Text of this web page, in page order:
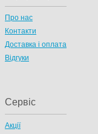
Про нас
Контакти
Доставка і оплата
Відгуки
Сервіс
Акції